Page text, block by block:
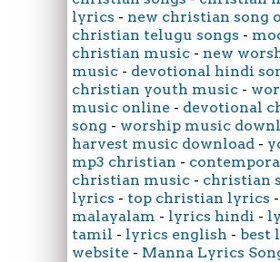
lyrics - new christian song
christian telugu songs -
christian music - new
music - devotional hindi
christian youth music -
music online - devotional
song - worship music
harvest music download -
mp3 christian -
christian music - christian
lyrics - top christian lyrics -
malayalam - lyrics hindi -
tamil - lyrics english - best
website - Manna Lyrics